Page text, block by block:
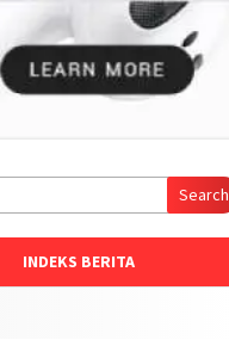
Search
INDEKS BERITA